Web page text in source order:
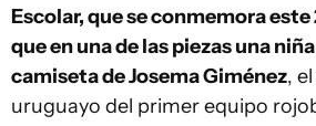
Escolar, que se conmemora este
que en una de las piezas una
camiseta de Josema Giménez,
uruguayo del primer equipo